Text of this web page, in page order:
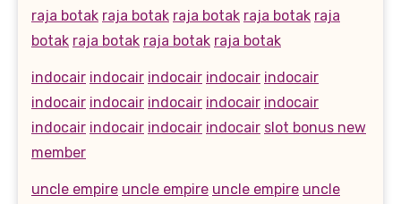
raja botak raja botak raja botak raja botak raja
botak raja botak raja botak raja botak
indocair indocair indocair indocair indocair
indocair indocair indocair indocair indocair
indocair indocair indocair indocair slot bonus new
member
uncle empire uncle empire uncle empire uncle